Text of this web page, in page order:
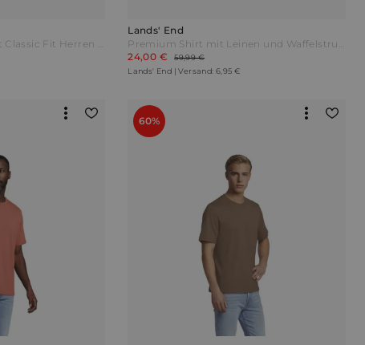
Lands' End
24,00 €
59,99 €
Lands' End | Versand: 6,95 €
60%